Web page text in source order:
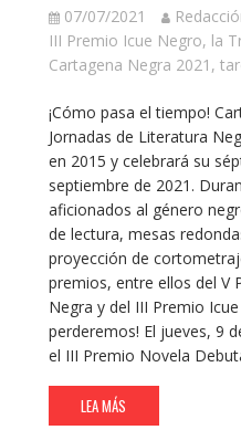
07/07/2021
III Premio Icue Negro, la
Cartagena Negra 2021 ,
¡Cómo pasa el tiempo!
Jornadas de Literatura
en 2015 y celebrará su
septiembre de 2021.
aficionados al género
de lectura, mesas
proyección de
premios, entre ellos del V
Negra y del III Premio
perderemos! El jueves, 9
el III Premio Novela
LEA MÁS